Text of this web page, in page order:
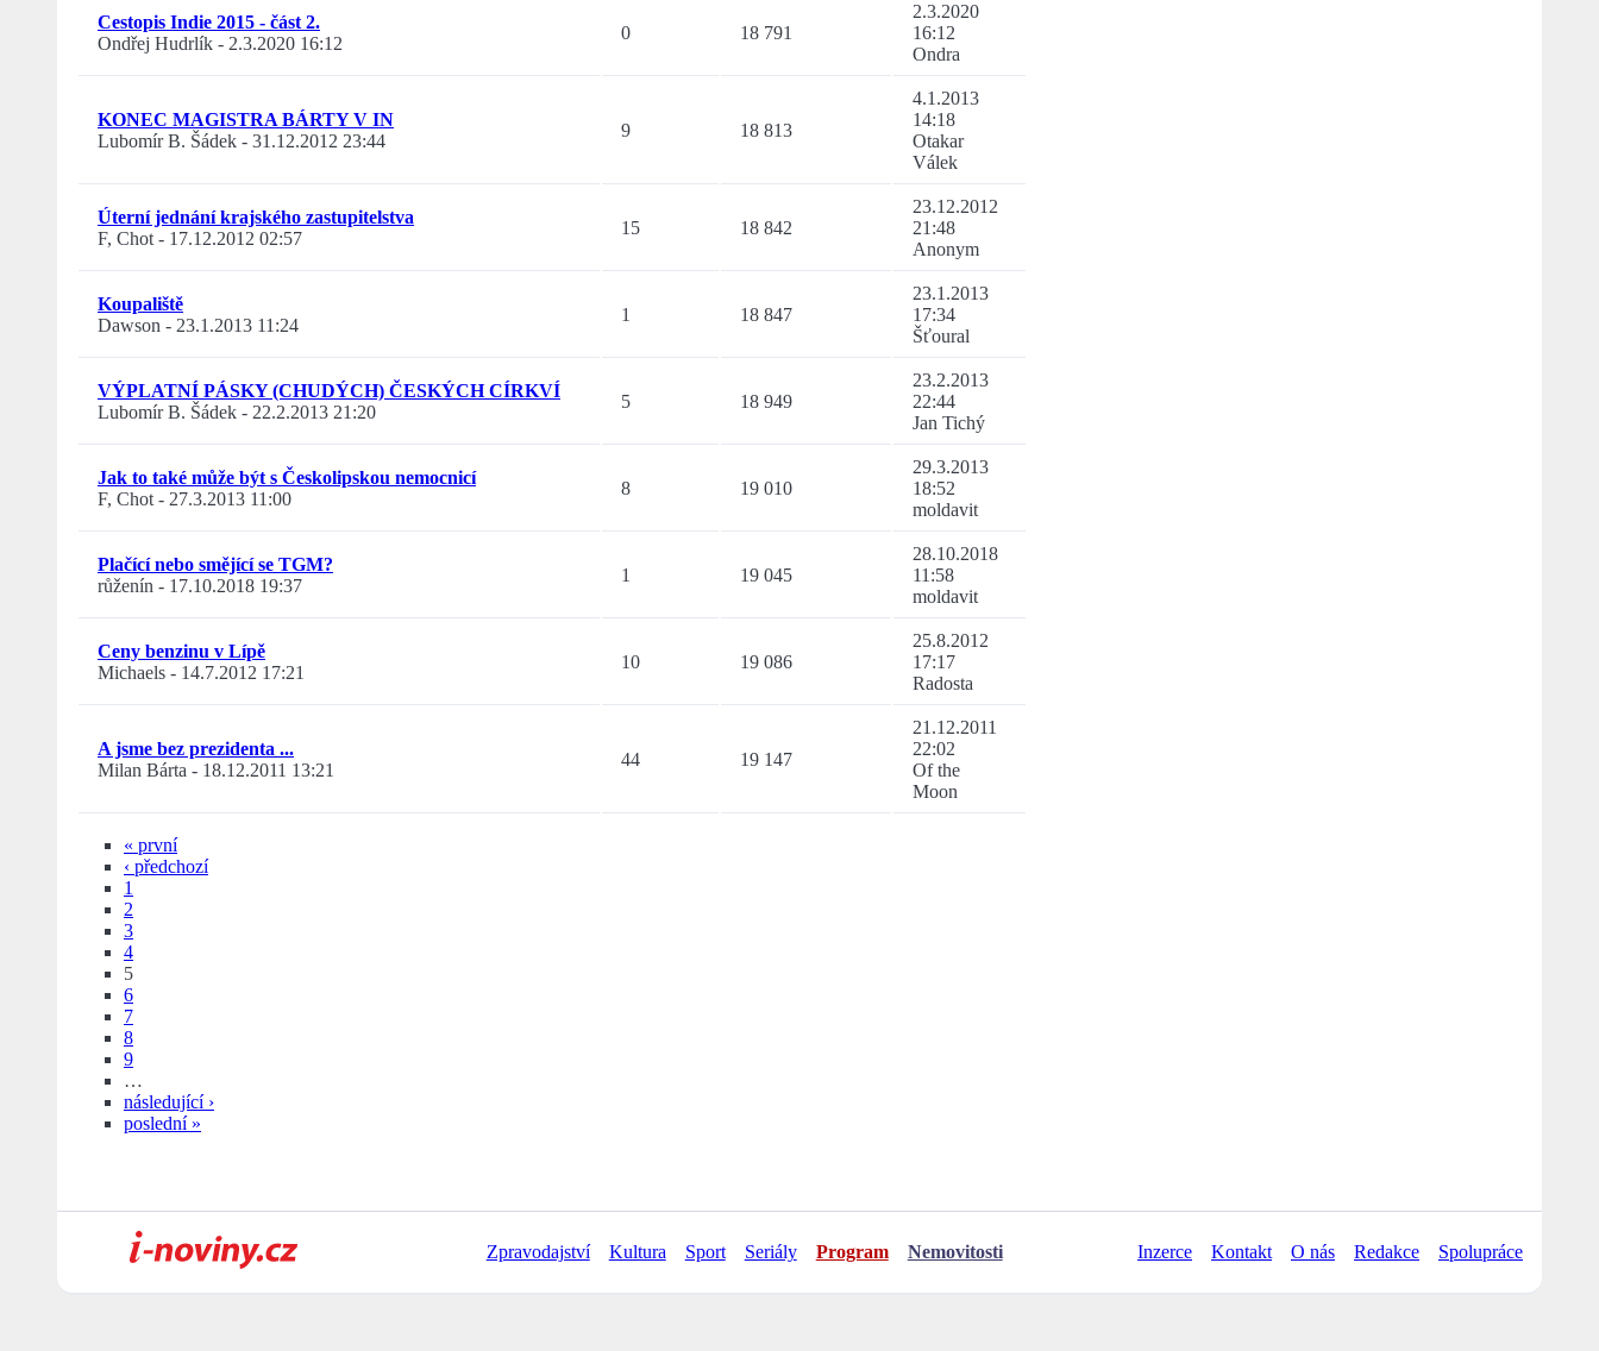
Cestopis Indie 2015 - část 2.
Ondřej Hudrlík - 2.3.2020 16:12
0 18 791
2.3.2020
16:12
Ondra
KONEC MAGISTRA BÁRTY V IN
Lubomír B. Šádek - 31.12.2012 23:44
9 18 813
4.1.2013
14:18
Otakar
Válek
Úterní jednání krajského zastupitelstva
F, Chot- 17.12.2012 02:57
15 18 842
23.12.2012
21:48
Anonym
Koupaliště
Dawson - 23.1.2013 11:24
1 18 847
23.1.2013
17:34
Šťoural
VÝPLATNÍ PÁSKY (CHUDÝCH) ČESKÝCH CÍRKVÍ
Lubomír B. Šádek - 22.2.2013 21:20
5 18 949
23.2.2013
22:44
Jan Tichý
Jak to také může být s Českolipskou nemocnicí
F, Chot- 27.3.2013 11:00
8 19 010
29.3.2013
18:52
moldavit
Plačící nebo smějící se TGM?
růženín - 17.10.2018 19:37
1 19 045
28.10.2018
11:58
moldavit
Ceny benzinu v Lípě
Michaels - 14.7.2012 17:21
10 19 086
25.8.2012
17:17
Radosta
A jsme bez prezidenta ...
Milan Bárta - 18.12.2011 13:21
44 19 147
21.12.2011
22:02
Of the
Moon
« první
‹ předchozí
1
2
3
4
5
6
7
8
9
…
následující ›
poslední »
Zpravodajství Kultura Sport Seriály Program Nemovitosti Inzerce Kontakt O nás Redakce Spolupráce